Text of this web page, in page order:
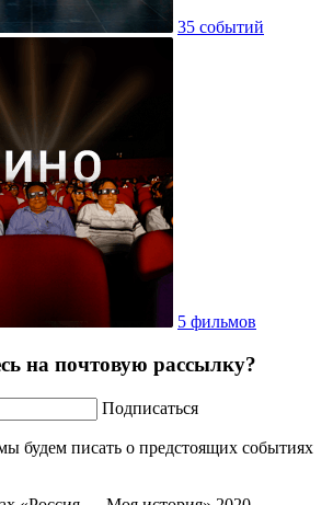
35 событий
5 фильмов
на почтовую рассылку?
Подписаться
будем писать о предстоящих событиях